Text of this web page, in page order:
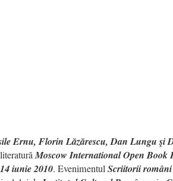
Ernu, Florin Lăzărescu, Dan Lungu şi
Moscow International Open Book
iunie 2010. EvenimentulScriitorii